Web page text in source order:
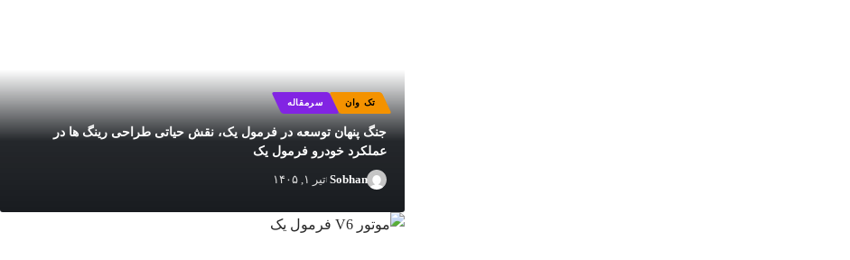
تک وان سرمقاله
جنگ پنهان توسعه در فرمول یک، نقش حیاتی طراحی رینگ‌ ها در
عملکرد خودرو فرمول یک
Sobhan تیر ۱, ۱۴۰۵